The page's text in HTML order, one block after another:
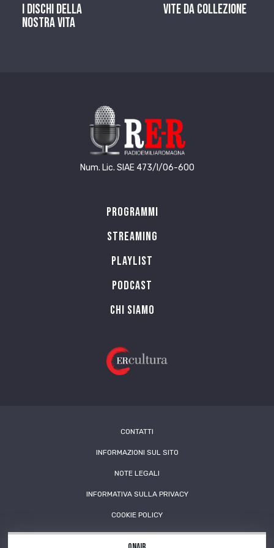
I dischi della
nostra vita
Vite da Collezione
Num. Lic. SIAE 473/I/06-600
Programmi
Streaming
Playlist
PODCAST
Chi siamo
CONTATTI
INFORMAZIONI SUL SITO
NOTE LEGALI
INFORMATIVA SULLA PRIVACY
COOKIE POLICY